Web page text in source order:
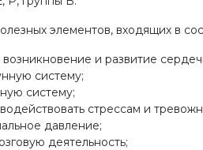
элементов, входящих в
и развитие
систему;
систему;
стрессам и
давление;
деятельность;